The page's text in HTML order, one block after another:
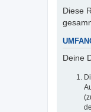
Diese
Deine